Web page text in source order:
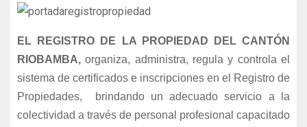
EL REGISTRO DE LA PROPIEDAD DEL CANTÓN
RIOBAMBA, organiza, administra, regula y controla el
sistema de certificados e inscripciones en el Registro de
Propiedades, brindando un adecuado servicio a la
colectividad a través de personal profesional capacitado